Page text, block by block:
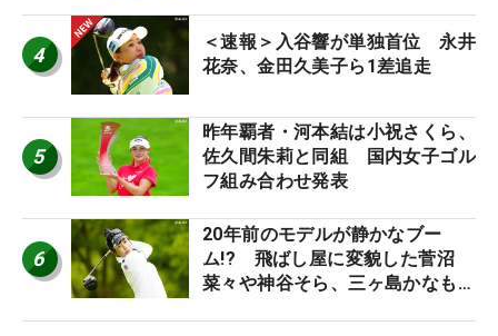
4
＜速報＞入谷響が単独首位 永井
花奈、金田久美子ら1差追走
5
昨年覇者・河本結は小祝さくら、
佐久間朱莉と同組 国内女子ゴル
フ組み合わせ発表
6
20年前のモデルが静かなブー
ム!? 飛ばし屋に変貌した菅沼
菜々や神谷そら、三ヶ島かなも使